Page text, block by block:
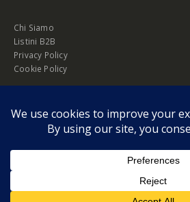
Chi Siamo
Listini B2B
Privacy Policy
Cookie Policy
© Copyright 2026 Melopero S.r.l. |
P.IVA 13420451000Privacy Policy|Cookie Policy